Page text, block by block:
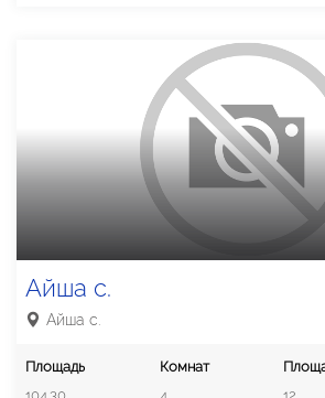
Айша с.
Айша с.
Площадь
Комнат